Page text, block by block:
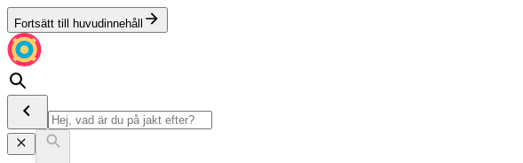
Fortsätt till huvudinnehåll